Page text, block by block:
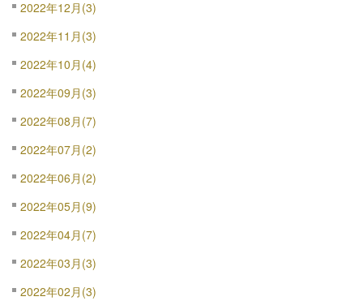
2022年12月(3)
2022年11月(3)
2022年10月(4)
2022年09月(3)
2022年08月(7)
2022年07月(2)
2022年06月(2)
2022年05月(9)
2022年04月(7)
2022年03月(3)
2022年02月(3)